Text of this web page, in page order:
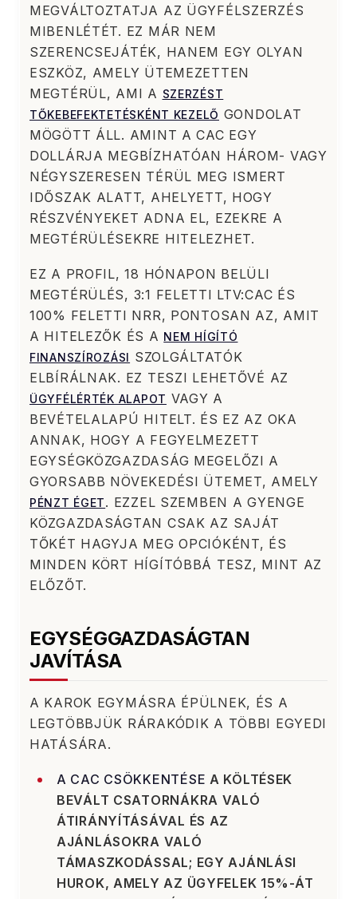
MEGVÁLTOZTATJA AZ ÜGYFÉLSZERZÉS
MIBENLÉTÉT. EZ MÁR NEM
SZERENCSEJÁTÉK, HANEM EGY OLYAN
ESZKÖZ, AMELY ÜTEMEZETTEN
MEGTÉRÜL, AMI A SZERZÉST
TŐKEBEFEKTETÉSKÉNT KEZELŐ GONDOLAT
MÖGÖTT ÁLL. AMINT A CAC EGY
DOLLÁRJA MEGBÍZHATÓAN HÁROM- VAGY
NÉGYSZERESEN TÉRÜL MEG ISMERT
IDŐSZAK ALATT, AHELYETT, HOGY
RÉSZVÉNYEKET ADNA EL, EZEKRE A
MEGTÉRÜLÉSEKRE HITELEZHET.
EZ A PROFIL, 18 HÓNAPON BELÜLI
MEGTÉRÜLÉS, 3:1 FELETTI LTV:CAC ÉS
100% FELETTI NRR, PONTOSAN AZ, AMIT
A HITELEZŐK ÉS A NEM HÍGÍTÓ
FINANSZÍROZÁSI SZOLGÁLTATÓK
ELBÍRÁLNAK. EZ TESZI LEHETŐVÉ AZ
ÜGYFÉLÉRTÉK ALAPOT VAGY A
BEVÉTELALAPÚ HITELT. ÉS EZ AZ OKA
ANNAK, HOGY A FEGYELMEZETT
EGYSÉGKÖZGAZDASÁG MEGELŐZI A
GYORSABB NÖVEKEDÉSI ÜTEMET, AMELY
PÉNZT ÉGET. EZZEL SZEMBEN A GYENGE
KÖZGAZDASÁGTAN CSAK AZ SAJÁT
TŐKÉT HAGYJA MEG OPCIÓKÉNT, ÉS
MINDEN KÖRT HÍGÍTÓBBÁ TESZ, MINT AZ
ELŐZŐT.
EGYSÉGGAZDASÁGTAN
JAVÍTÁSA
A KAROK EGYMÁSRA ÉPÜLNEK, ÉS A
LEGTÖBBJÜK RÁRAKÓDIK A TÖBBI EGYEDI
HATÁSÁRA.
A CAC CSÖKKENTÉSE A KÖLTÉSEK
BEVÁLT CSATORNÁKRA VALÓ
ÁTIRÁNYÍTÁSÁVAL ÉS AZ
AJÁNLÁSOKRA VALÓ
TÁMASZKODÁSSAL; EGY AJÁNLÁSI
HUROK, AMELY AZ ÜGYFELEK 15%-ÁT